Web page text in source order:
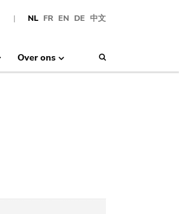
NL FR EN DE 中文
Over ons